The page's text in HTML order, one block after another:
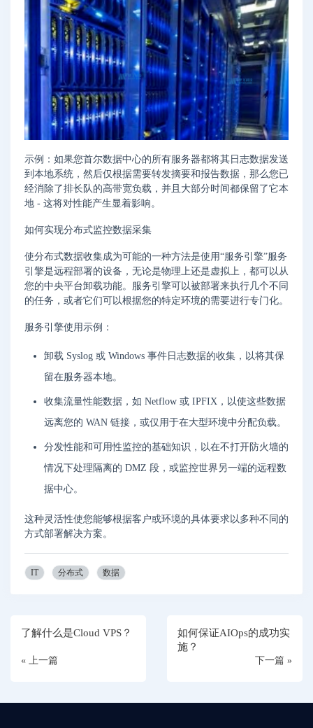
示例：如果您首尔数据中心的所有服务器都将其日志数据发送
到本地系统，然后仅根据需要转发摘要和报告数据，那么您已
经消除了排长队的高带宽负载，并且大部分时间都保留了它本
地 - 这将对性能产生显着影响。
如何实现分布式监控数据采集
使分布式数据收集成为可能的一种方法是使用“服务引擎”服务
引擎是远程部署的设备，无论是物理上还是虚拟上，都可以从
您的中央平台卸载功能。服务引擎可以被部署来执行几个不同
的任务，或者它们可以根据您的特定环境的需要进行专门化。
服务引擎使用示例：
卸载 Syslog 或 Windows 事件日志数据的收集，以将其保
留在服务器本地。
收集流量性能数据，如 Netflow 或 IPFIX，以使这些数据
远离您的 WAN 链接，或仅用于在大型环境中分配负载。
分发性能和可用性监控的基础知识，以在不打开防火墙的
情况下处理隔离的 DMZ 段，或监控世界另一端的远程数
据中心。
这种灵活性使您能够根据客户或环境的具体要求以多种不同的
方式部署解决方案。
IT 分布式 数据
了解什么是Cloud VPS？
« 上一篇
如何保证AIOps的成功实
施？
下一篇 »